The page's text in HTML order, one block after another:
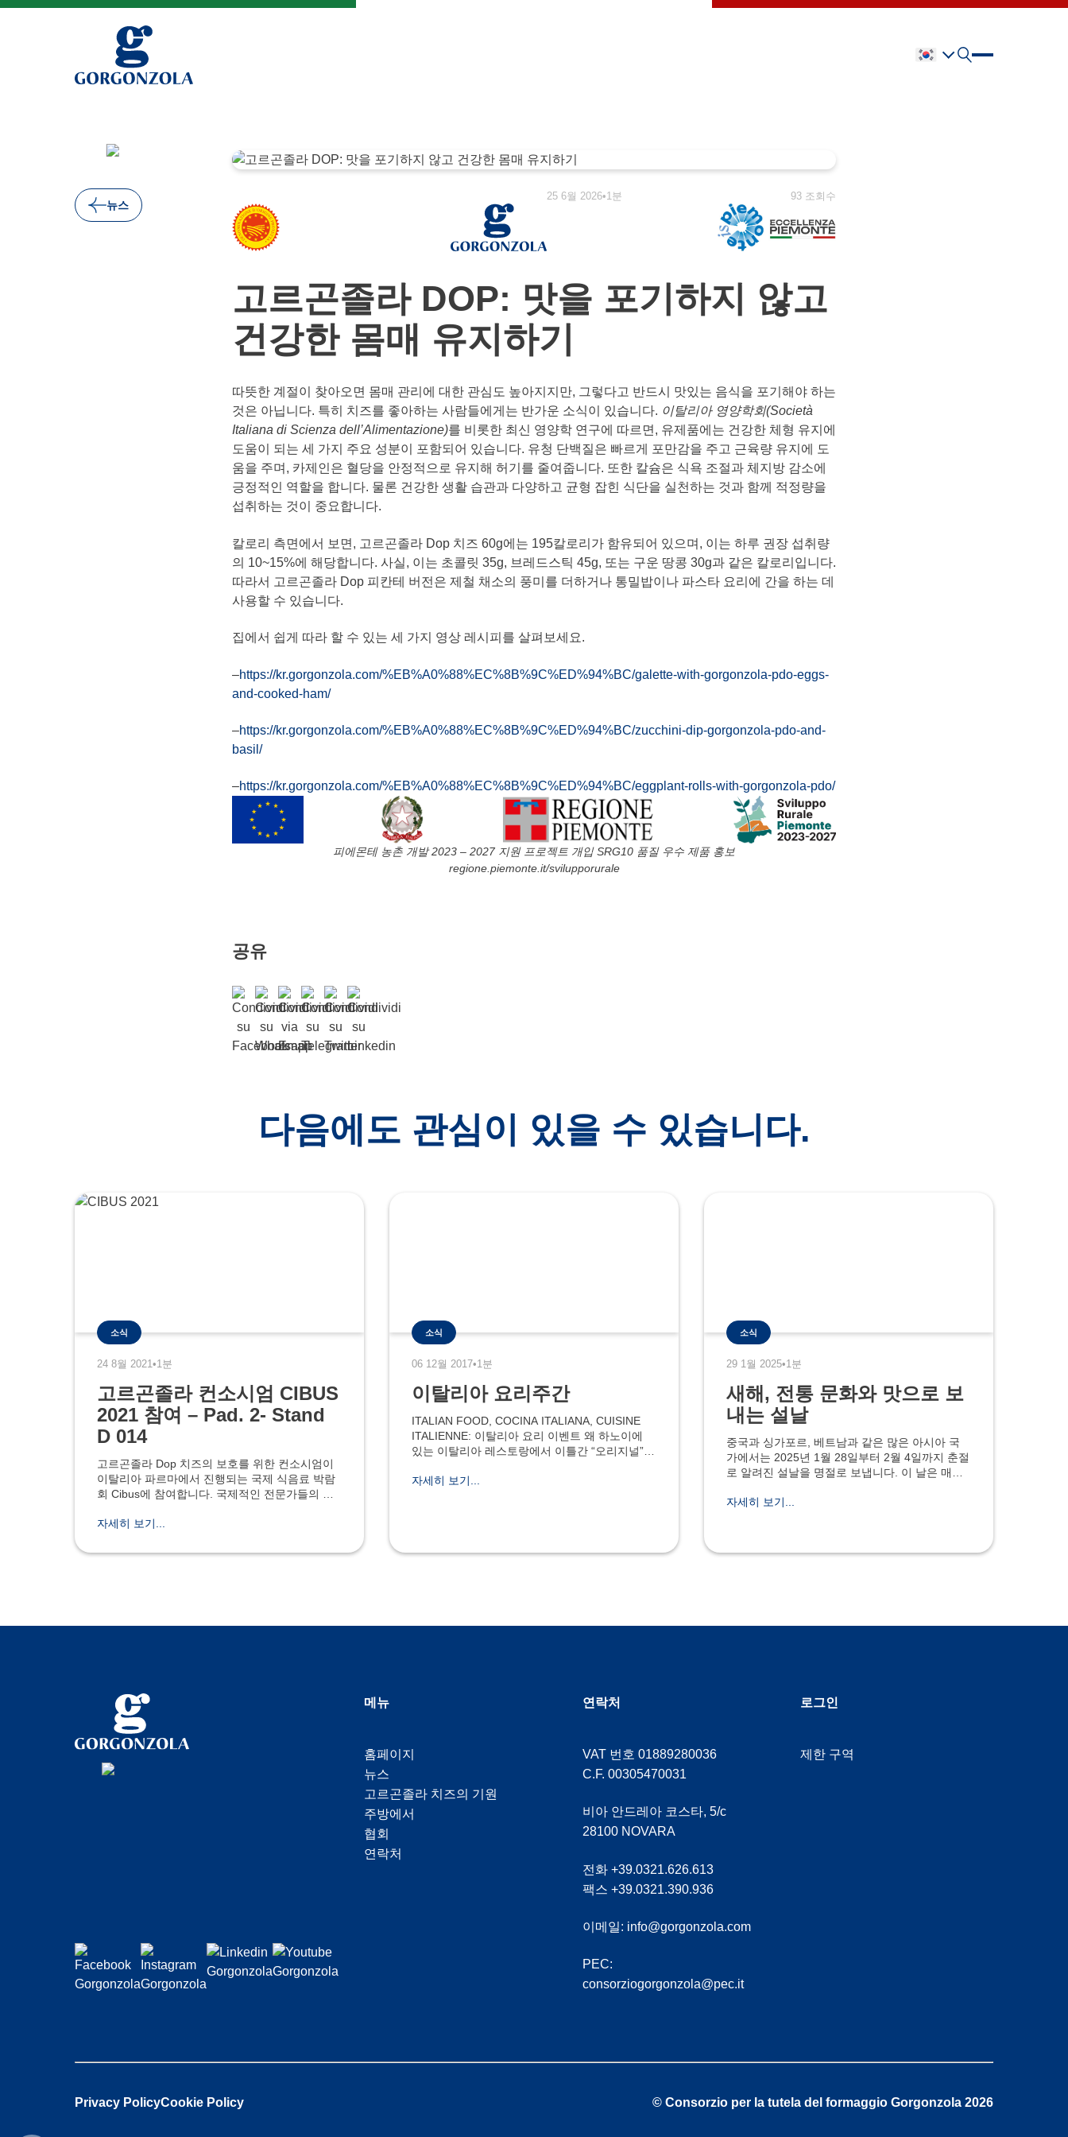
뉴스
25 6월 2026•1분 93 조회수
고르곤졸라 DOP: 맛을 포기하지 않고
건강한 몸매 유지하기
따뜻한 계절이 찾아오면 몸매 관리에 대한 관심도 높아지지만, 그렇다고 반드시 맛있는 음식을 포기해야 하는
것은 아닙니다. 특히 치즈를 좋아하는 사람들에게는 반가운 소식이 있습니다. 이탈리아 영양학회(Società
Italiana di Scienza dell’Alimentazione)를 비롯한 최신 영양학 연구에 따르면, 유제품에는 건강한 체형 유지에
도움이 되는 세 가지 주요 성분이 포함되어 있습니다. 유청 단백질은 빠르게 포만감을 주고 근육량 유지에 도
움을 주며, 카제인은 혈당을 안정적으로 유지해 허기를 줄여줍니다. 또한 칼슘은 식욕 조절과 체지방 감소에
긍정적인 역할을 합니다. 물론 건강한 생활 습관과 다양하고 균형 잡힌 식단을 실천하는 것과 함께 적정량을
섭취하는 것이 중요합니다.
칼로리 측면에서 보면, 고르곤졸라 Dop 치즈 60g에는 195칼로리가 함유되어 있으며, 이는 하루 권장 섭취량
의 10~15%에 해당합니다. 사실, 이는 초콜릿 35g, 브레드스틱 45g, 또는 구운 땅콩 30g과 같은 칼로리입니다.
따라서 고르곤졸라 Dop 피칸테 버전은 제철 채소의 풍미를 더하거나 통밀밥이나 파스타 요리에 간을 하는 데
사용할 수 있습니다.
집에서 쉽게 따라 할 수 있는 세 가지 영상 레시피를 살펴보세요.
–https://kr.gorgonzola.com/%EB%A0%88%EC%8B%9C%ED%94%BC/galette-with-gorgonzola-pdo-eggs-
and-cooked-ham/
–https://kr.gorgonzola.com/%EB%A0%88%EC%8B%9C%ED%94%BC/zucchini-dip-gorgonzola-pdo-and-
basil/
–https://kr.gorgonzola.com/%EB%A0%88%EC%8B%9C%ED%94%BC/eggplant-rolls-with-gorgonzola-pdo/
피에몬테 농촌 개발 2023 – 2027 지원 프로젝트 개입 SRG10 품질 우수 제품 홍보
regione.piemonte.it/svilupporurale
공유
다음에도 관심이 있을 수 있습니다.
소식
24 8월 2021•1분
고르곤졸라 컨소시엄 CIBUS
2021 참여 – Pad. 2- Stand
D 014
고르곤졸라 Dop 치즈의 보호를 위한 컨소시엄이
이탈리아 파르마에서 진행되는 국제 식음료 박람
회 Cibus에 참여합니다. 국제적인 전문가들의 만
까지 진행될 예정입니다. 식품 음료 사업의 전망
을 위한 Cibus가 새로운 모습으로 전 세계인을 맞
자세히 보기...
소식
06 12월 2017•1분
이탈리아 요리주간
ITALIAN FOOD, COCINA ITALIANA, CUISINE
ITALIENNE: 이탈리아 요리 이벤트 왜 하노이에
있는 이탈리아 레스토랑에서 이틀간 “오리지널”
아라비아의 주요 항구 도시인 지다 (Gedda)에서
자세히 보기...
소식
29 1월 2025•1분
새해, 전통 문화와 맛으로 보
내는 설날
중국과 싱가포르, 베트남과 같은 많은 아시아 국
가에서는 2025년 1월 28일부터 2월 4일까지 춘절
로 알려진 설날을 명절로 보냅니다. 이 날은 매우
문을 닫습니다. 세계 여러 지역에서도 중국인 커
자세히 보기...
메뉴
홈페이지
뉴스
고르곤졸라 치즈의 기원
주방에서
협회
연락처
연락처
VAT 번호 01889280036
C.F. 00305470031
비아 안드레아 코스타, 5/c
28100 NOVARA
전화 +39.0321.626.613
팩스 +39.0321.390.936
이메일: info@gorgonzola.com
PEC:
consorziogorgonzola@pec.it
로그인
제한 구역
Privacy PolicyCookie Policy © Consorzio per la tutela del formaggio Gorgonzola 2026